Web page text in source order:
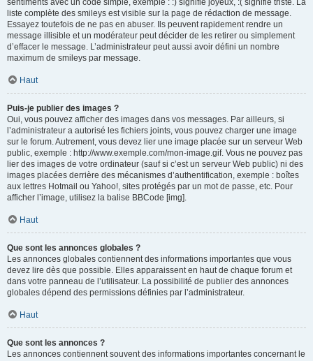
sentiments avec un code simple, exemple : :) signifie joyeux, :( signifie triste. La
liste complète des smileys est visible sur la page de rédaction de message.
Essayez toutefois de ne pas en abuser. Ils peuvent rapidement rendre un
message illisible et un modérateur peut décider de les retirer ou simplement
d’effacer le message. L’administrateur peut aussi avoir défini un nombre
maximum de smileys par message.
Haut
Puis-je publier des images ?
Oui, vous pouvez afficher des images dans vos messages. Par ailleurs, si
l’administrateur a autorisé les fichiers joints, vous pouvez charger une image
sur le forum. Autrement, vous devez lier une image placée sur un serveur Web
public, exemple : http://www.exemple.com/mon-image.gif. Vous ne pouvez pas
lier des images de votre ordinateur (sauf si c’est un serveur Web public) ni des
images placées derrière des mécanismes d’authentification, exemple : boîtes
aux lettres Hotmail ou Yahoo!, sites protégés par un mot de passe, etc. Pour
afficher l’image, utilisez la balise BBCode [img].
Haut
Que sont les annonces globales ?
Les annonces globales contiennent des informations importantes que vous
devez lire dès que possible. Elles apparaissent en haut de chaque forum et
dans votre panneau de l’utilisateur. La possibilité de publier des annonces
globales dépend des permissions définies par l’administrateur.
Haut
Que sont les annonces ?
Les annonces contiennent souvent des informations importantes concernant le